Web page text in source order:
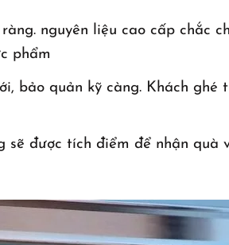
nguyên liệu cao cấp chắc
phẩm
bảo quản kỹ càng. Khách ghé
được tích điểm để nhận quà